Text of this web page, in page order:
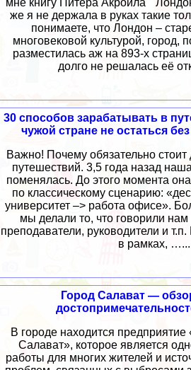
мне книгу Питера Акройла "
же я не держала в руках такие
понимаете, что Лондон –
многовековой культурой, город,
разместилась аж на 893-х
долго не решалась её
30 способов зарабатывать в
чужой стране не остаться
Важно! Почему обязательно стоит
путешествий. 3,5 года назад
поменялась. До этого момента
по классическому сценарию:
университет –> работа офисе».
мы делали то, что говорили нам
преподаватели, руководители и
в рамках, …...
Город Салават —
В городе находится
Салават», которое является
работы для многих жителей и